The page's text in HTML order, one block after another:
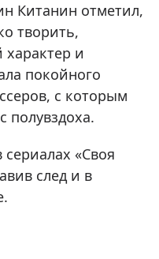
Китанин отметил,
творить,
и
покойного
с которым
полувздоха.
сериалах «Своя
след и в